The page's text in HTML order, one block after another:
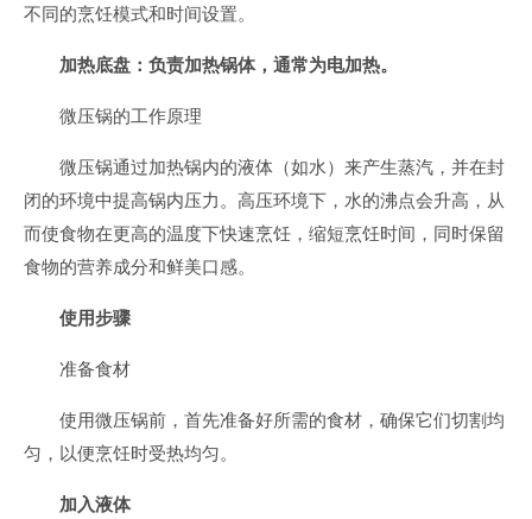
不同的烹饪模式和时间设置。
加热底盘：负责加热锅体，通常为电加热。
微压锅的工作原理
微压锅通过加热锅内的液体（如水）来产生蒸汽，并在封
闭的环境中提高锅内压力。高压环境下，水的沸点会升高，从
而使食物在更高的温度下快速烹饪，缩短烹饪时间，同时保留
食物的营养成分和鲜美口感。
使用步骤
准备食材
使用微压锅前，首先准备好所需的食材，确保它们切割均
匀，以便烹饪时受热均匀。
加入液体